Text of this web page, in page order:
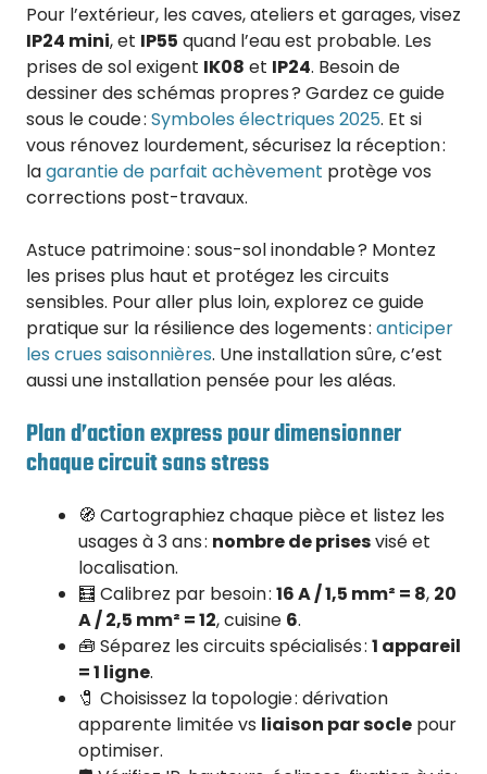
Pour l’extérieur, les caves, ateliers et garages, visez
IP24 mini, et IP55 quand l’eau est probable. Les
prises de sol exigent IK08 et IP24. Besoin de
dessiner des schémas propres ? Gardez ce guide
sous le coude : Symboles électriques 2025. Et si
vous rénovez lourdement, sécurisez la réception :
lagarantie de parfait achèvement protège vos
corrections post-travaux.
Astuce patrimoine : sous-sol inondable ? Montez
les prises plus haut et protégez les circuits
sensibles. Pour aller plus loin, explorez ce guide
pratique sur la résilience des logements : anticiper
les crues saisonnières. Une installation sûre, c’est
aussi une installation pensée pour les aléas.
Plan d’action express pour dimensionner
chaque circuit sans stress
🧭 Cartographiez chaque pièce et listez les
usages à 3 ans : nombre de prisesvisé et
localisation.
🧮 Calibrez par besoin : 16 A / 1,5 mm² = 8, 20
A / 2,5 mm² = 12, cuisine 6.
🧰 Séparez les circuits spécialisés : 1 appareil
= 1 ligne.
🧷 Choisissez la topologie : dérivation
apparente limitée vs liaison par socle pour
optimiser.